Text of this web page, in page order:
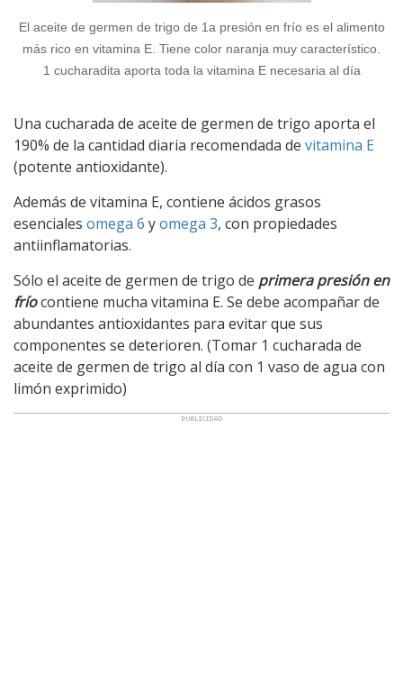
El aceite de germen de trigo de 1a presión en frío es el alimento
más rico en vitamina E. Tiene color naranja muy característico.
1 cucharadita aporta toda la vitamina E necesaria al día
Una cucharada de aceite de germen de trigo aporta el
190% de la cantidad diaria recomendada de vitamina E
(potente antioxidante).
Además de vitamina E, contiene ácidos grasos
esenciales omega 6 yomega 3, con propiedades
antiinflamatorias.
Sólo el aceite de germen de trigo de primera presión en
fríocontiene mucha vitamina E. Se debe acompañar de
abundantes antioxidantes para evitar que sus
componentes se deterioren. (Tomar 1 cucharada de
aceite de germen de trigo al día con 1 vaso de agua con
limón exprimido)